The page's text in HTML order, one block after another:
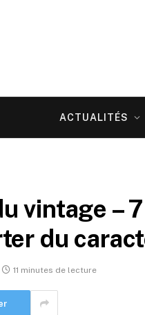
ACTUALITÉS
vintage –
du
11 minutes de lecture